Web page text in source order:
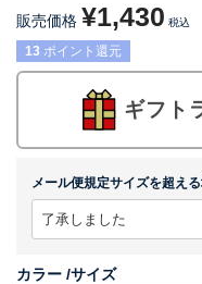
販売価格 ¥1,430 税込
13 ポイント還元
ギフト
メール便規定サイズを超え
カラー サイズ